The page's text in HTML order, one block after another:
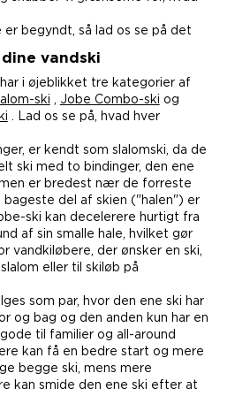
vandski
er begyndt, så lad os se på det
i øjeblikket tre kategorier af
ski Jobe Combo-ski og
. Lad os se på, hvad hver
er kendt som slalomski, da de
ski med to bindinger, den ene
er bredest nær de forreste
bageste del af skien ("halen") er
ski kan decelerere hurtigt fra
af sin smalle hale, hvilket gør
vandkiløbere, der ønsker en ski,
eller til skiløb på
som par, hvor den ene ski har
og bag og den anden kun har en
til familier og all-around
kan få en bedre start og mere
begge ski, mens mere
kan smide den ene ski efter at